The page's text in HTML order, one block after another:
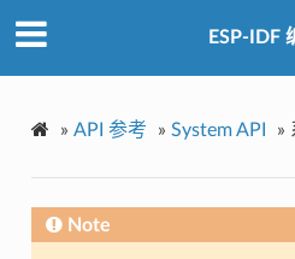
ESP-IDF
» API 参考 » System API »
Note